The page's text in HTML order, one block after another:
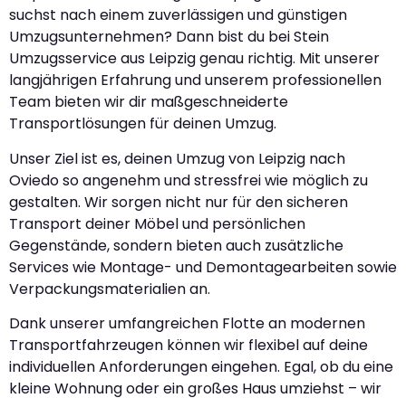
suchst nach einem zuverlässigen und günstigen
Umzugsunternehmen? Dann bist du bei Stein
Umzugsservice aus Leipzig genau richtig. Mit unserer
langjährigen Erfahrung und unserem professionellen
Team bieten wir dir maßgeschneiderte
Transportlösungen für deinen Umzug.
Unser Ziel ist es, deinen Umzug von Leipzig nach
Oviedo so angenehm und stressfrei wie möglich zu
gestalten. Wir sorgen nicht nur für den sicheren
Transport deiner Möbel und persönlichen
Gegenstände, sondern bieten auch zusätzliche
Services wie Montage- und Demontagearbeiten sowie
Verpackungsmaterialien an.
Dank unserer umfangreichen Flotte an modernen
Transportfahrzeugen können wir flexibel auf deine
individuellen Anforderungen eingehen. Egal, ob du eine
kleine Wohnung oder ein großes Haus umziehst – wir